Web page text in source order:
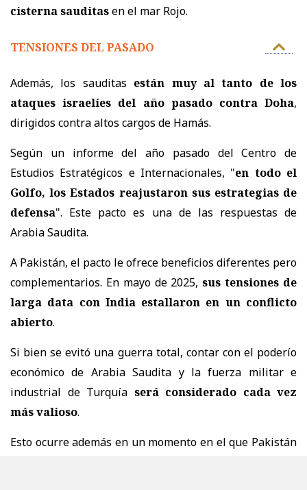
cisterna sauditasen el mar Rojo.
TENSIONES DEL PASADO
Además, los sauditas están muy al tanto de los
ataques israelíes del año pasado contra Doha,
dirigidos contra altos cargos de Hamás.
Según un informe del año pasado del Centro de
Estudios Estratégicos e Internacionales, "en todo el
Golfo, los Estados reajustaron sus estrategias de
defensa". Este pacto es una de las respuestas de
Arabia Saudita.
A Pakistán, el pacto le ofrece beneficios diferentes pero
complementarios. En mayo de 2025,sus tensiones de
larga data con India estallaron en un conflicto
abierto.
Si bien se evitó una guerra total, contar con el poderío
económico de Arabia Saudita y la fuerza militar e
industrial de Turquía será considerado cada vez
más valioso.
Esto ocurre además en un momento en el que Pakistán